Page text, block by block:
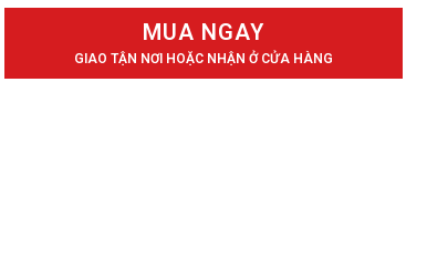
MUA NGAY
GIAO TẬN NƠI HOẶC NHẬN Ở CỬA HÀNG